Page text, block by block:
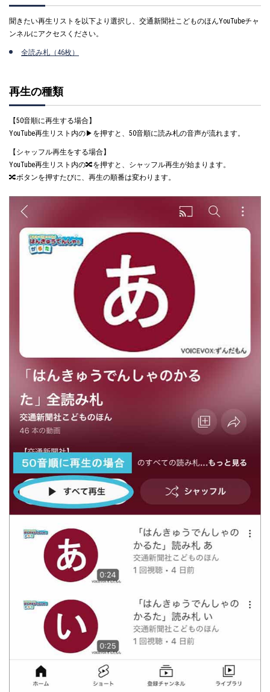
聞きたい再生リストを以下より選択し、交通新聞社こどものほんYouTubeチャ
ンネルにアクセスください。
全読み札（46枚）
再生の種類
【50音順に再生する場合】
YouTube再生リスト内の▶を押すと、50音順に読み札の音声が流れます。
【シャッフル再生をする場合】
YouTube再生リスト内の🔀を押すと、シャッフル再生が始まります。
🔀ボタンを押すたびに、再生の順番は変わります。